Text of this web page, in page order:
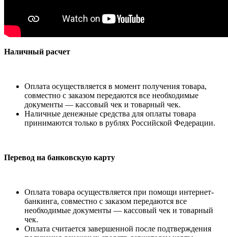
Наличный расчет
Оплата осуществляется в момент получения товара,
совместно с заказом передаются все необходимые
документы — кассовый чек и товарный чек.
Наличные денежные средства для оплаты товара
принимаются только в рублях Российской Федерации.
Перевод на банковскую карту
Оплата товара осуществляется при помощи интернет-
банкинга, совместно с заказом передаются все
необходимые документы — кассовый чек и товарный
чек.
Оплата считается завершенной после подтверждения